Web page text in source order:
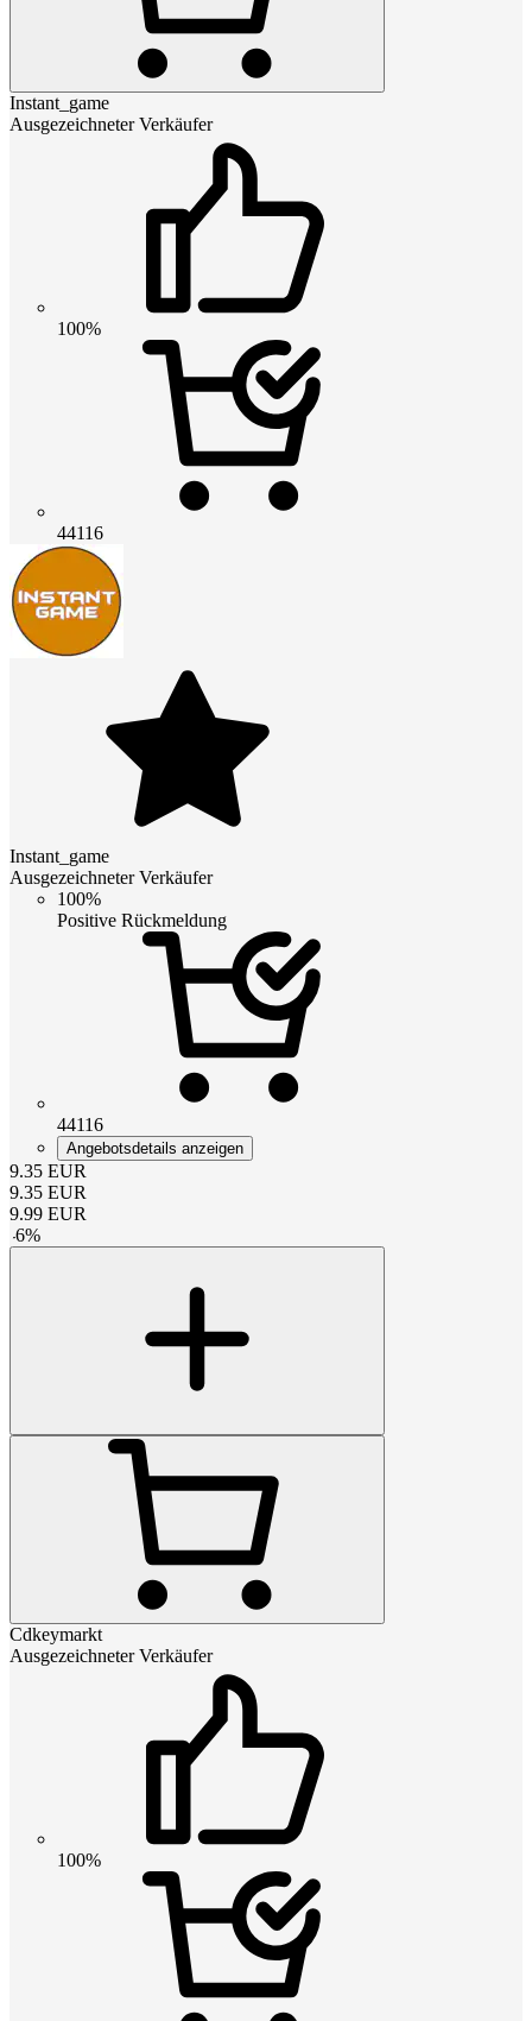
Instant_game
Ausgezeichneter Verkäufer
100%
44116
Instant_game
Ausgezeichneter Verkäufer
100%
Positive Rückmeldung
44116
Angebotsdetails anzeigen
9.35 EUR
9.35 EUR
9.99 EUR
-6%
Cdkeymarkt
Ausgezeichneter Verkäufer
100%